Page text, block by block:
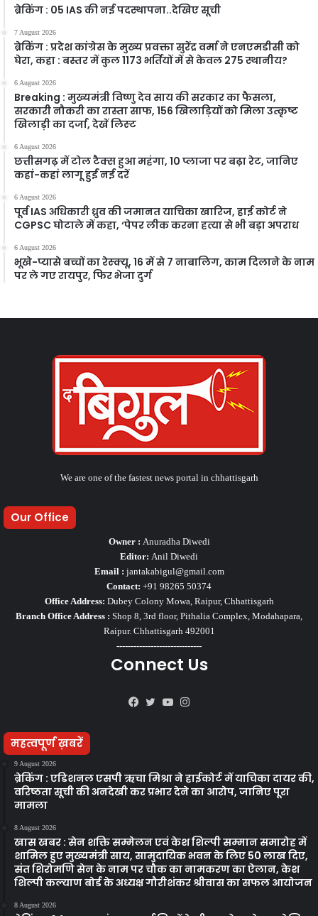
ब्रेकिंग : 05 IAS की नई पदस्थापना..देखिए सूची
7 August 2026
ब्रेकिंग : प्रदेश कांग्रेस के मुख्य प्रवक्ता सुरेंद्र वर्मा ने एनएमडीसी को
घेरा, कहा : बस्तर में कुल 1173 भर्तियों में से केवल 275 स्थानीय?
6 August 2026
Breaking : मुख्यमंत्री विष्णु देव साय की सरकार का फैसला,
सरकारी नौकरी का रास्ता साफ, 156 खिलाड़ियों को मिला उत्कृष्ट
खिलाड़ी का दर्जा, देखें लिस्‍ट
6 August 2026
छत्तीसगढ़ में टोल टैक्स हुआ महंगा, 10 प्लाजा पर बढ़ा रेट, जानिए
कहां-कहां लागू हुईं नई दरें
6 August 2026
पूर्व IAS अधिकारी ध्रुव की जमानत याचिका खारिज, हाई कोर्ट ने
CGPSC घोटाले में कहा, ‘पेपर लीक करना हत्या से भी बड़ा अपराध
6 August 2026
भूखे-प्यासे बच्चों का रेस्क्यू, 16 में से 7 नाबालिग, काम दिलाने के नाम
पर ले गए रायपुर, फिर भेजा दुर्ग
We are one of the fastest news portal in chhattisgarh
Our Office
Owner : Anuradha Diwedi
Editor: Anil Diwedi
Email : jantakabigul@gmail.com
Contact: +91 98265 50374
Office Address: Dubey Colony Mowa, Raipur, Chhattisgarh
Branch Office Address : Shop 8, 3rd floor, Pithalia Complex, Modahapara,
Raipur. Chhattisgarh 492001
------------------------------
Connect Us
Facebook
TwitterYouTube
महत्वपूर्ण ख़बरें
9 August 2026
ब्रेकिंग : एडिशनल एसपी ऋचा मिश्रा ने हाईकोर्ट में याचिका दायर की,
वरिष्ठता सूची की अनदेखी कर प्रभार देने का आरोप, जानिए पूरा
मामला
8 August 2026
खास खबर : सेन शक्ति सम्मेलन एवं केश शिल्पी सम्मान समारोह में
शामिल हुए मुख्यमंत्री साय, सामुदायिक भवन के लिए 50 लाख दिए,
संत शिरोमणि सेन के नाम पर चौक का नामकरण का ऐलान, केश
शिल्पी कल्याण बोर्ड के अध्यक्ष गौरीशंकर श्रीवास का सफल आयोजन
8 August 2026